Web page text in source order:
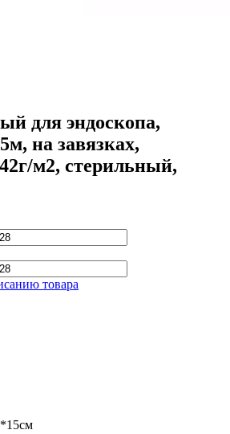
для эндоскопа,
на завязках,
м2, стерильный,
товара